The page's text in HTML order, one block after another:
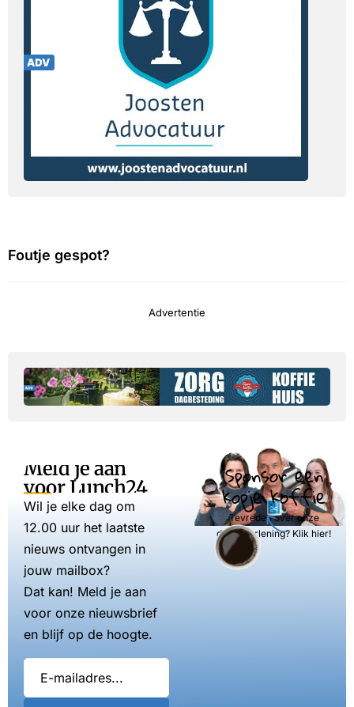
Foutje gespot?
Advertentie
Meld je aan
voor Lunch24
Wil je elke dag om
12.00 uur het laatste
nieuws ontvangen in
jouw mailbox?
Dat kan! Meld je aan
voor onze nieuwsbrief
en blijf op de hoogte.
Sponsor een
kopje koffie
Tevreden over onze
dienstverlening? Klik hier!